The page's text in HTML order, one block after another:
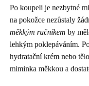
Po koupeli je nezbytné
na pokožce nezůstaly
měkkým ručníkem by
lehkým poklepáváním.
hydratační krém nebo
miminka měkkou a